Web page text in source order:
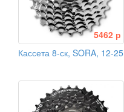
5462 р
Кассета 8-ск, SORA, 12-25